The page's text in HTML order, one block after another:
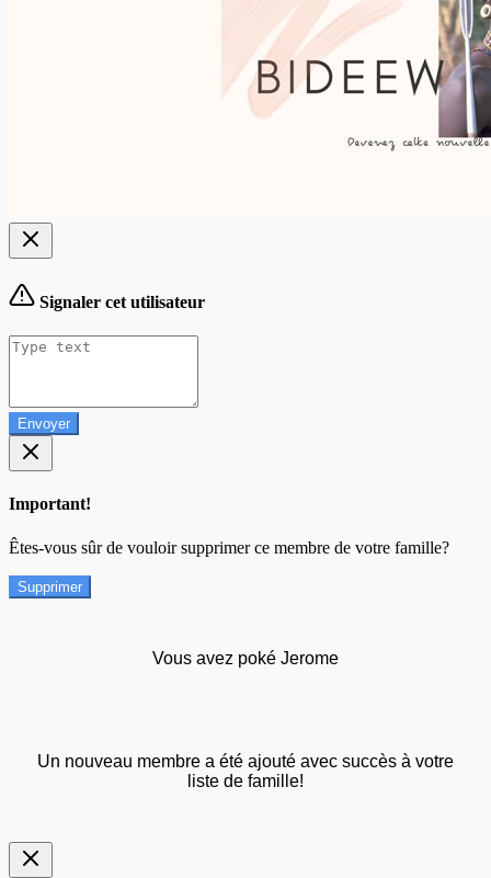
Signaler cet utilisateur
Envoyer
Important!
Êtes-vous sûr de vouloir supprimer ce membre de votre famille?
Supprimer
Vous avez poké Jerome
Un nouveau membre a été ajouté avec succès à votre
liste de famille!